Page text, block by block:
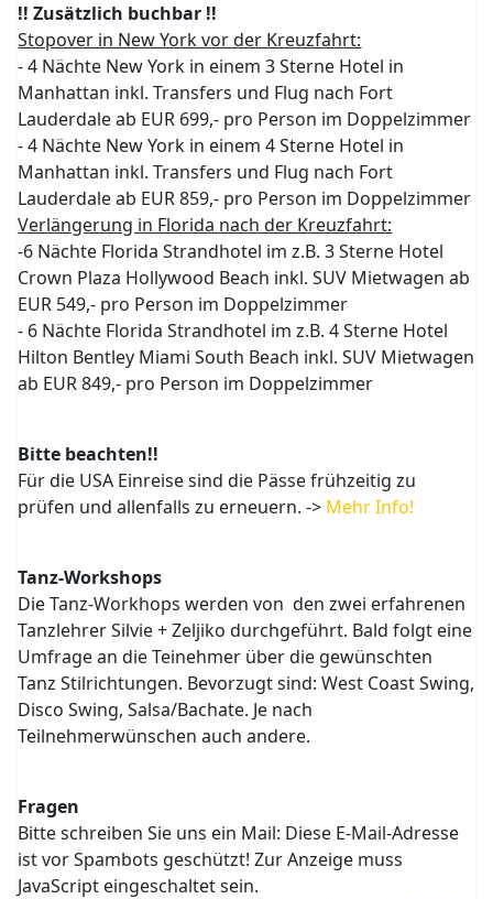
!! Zusätzlich buchbar !!
Stopover in New York vor der Kreuzfahrt:
- 4 Nächte New York in einem 3 Sterne Hotel in
Manhattan inkl. Transfers und Flug nach Fort
Lauderdale ab EUR 699,- pro Person im Doppelzimmer
- 4 Nächte New York in einem 4 Sterne Hotel in
Manhattan inkl. Transfers und Flug nach Fort
Lauderdale ab EUR 859,- pro Person im Doppelzimmer
Verlängerung in Florida nach der Kreuzfahrt:
-6 Nächte Florida Strandhotel im z.B. 3 Sterne Hotel
Crown Plaza Hollywood Beach inkl. SUV Mietwagen ab
EUR 549,- pro Person im Doppelzimmer
- 6 Nächte Florida Strandhotel im z.B. 4 Sterne Hotel
Hilton Bentley Miami South Beach inkl. SUV Mietwagen
ab EUR 849,- pro Person im Doppelzimmer
Bitte beachten!!
Für die USA Einreise sind die Pässe frühzeitig zu
prüfen und allenfalls zu erneuern. -> Mehr Info!
Tanz-Workshops
Die Tanz-Workhops werden von den zwei erfahrenen
Tanzlehrer Silvie + Zeljiko durchgeführt. Bald folgt eine
Umfrage an die Teinehmer über die gewünschten
Tanz Stilrichtungen. Bevorzugt sind: West Coast Swing,
Disco Swing, Salsa/Bachate. Je nach
Teilnehmerwünschen auch andere.
Fragen
Bitte schreiben Sie uns ein Mail: Diese E-Mail-Adresse
ist vor Spambots geschützt! Zur Anzeige muss
JavaScript eingeschaltet sein.